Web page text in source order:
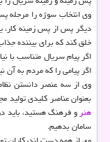
وی انتخاب سوژه را مرحله
دیگر پس از پس زمینه کار،
خلق کند که برای بیننده
اگر پیام سریال متناسب با
اگر پیامی را که مردم به آن
وی از سه عنصر دانستن
بعنوان عناصر کلیدی
هنرو فرهنگ هستید، باید
سامان بدهیم.